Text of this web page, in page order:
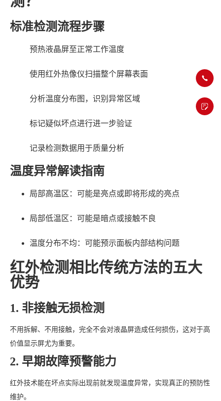
标准检测流程步骤
预热液晶屏至正常工作温度
使用红外热像仪扫描整个屏幕表面
分析温度分布图，识别异常区域
标记疑似坏点进行进一步验证
记录检测数据用于质量分析
温度异常解读指南
局部高温区：可能是亮点或即将形成的亮点
局部低温区：可能是暗点或接触不良
温度分布不均：可能预示面板内部结构问题
红外检测相比传统方法的五大
优势
1. 非接触无损检测
不用拆解、不用接触，完全不会对液晶屏造成任何损伤，这对于高
价值显示屏尤为重要。
2. 早期故障预警能力
红外技术能在坏点实际出现前就发现温度异常，实现真正的预防性
维护。